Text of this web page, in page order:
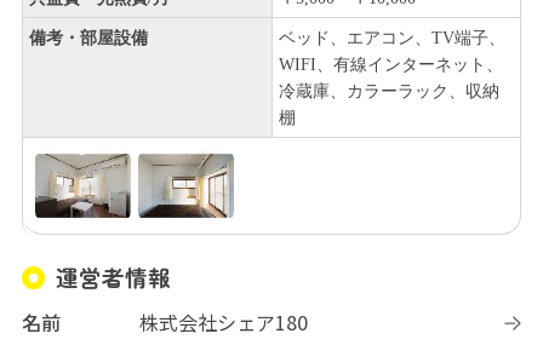
備考・部屋設備
ベッド、エアコン、TV端子、
WIFI、有線インターネット、
冷蔵庫、カラーラック、収納
棚
運営者情報
名前
株式会社シェア180